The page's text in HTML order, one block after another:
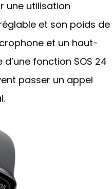
une utilisation
et son poids de
et un haut-
fonction SOS 24
passer un appel